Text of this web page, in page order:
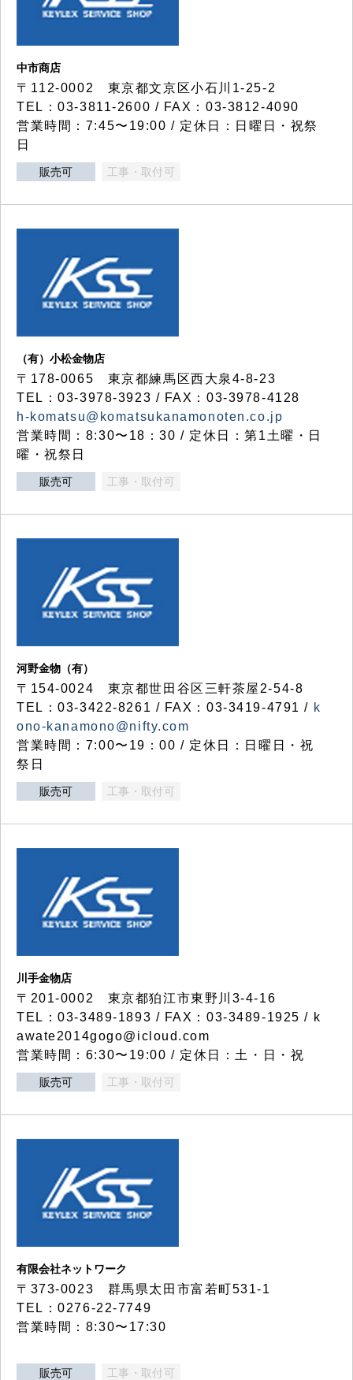
中市商店
〒112-0002 東京都文京区小石川1-25-2
TEL：03-3811-2600 / FAX：03-3812-4090
営業時間：7:45〜19:00 / 定休日：日曜日・祝祭
日
販売可 工事・取付可
（有）小松金物店
〒178-0065 東京都練馬区西大泉4-8-23
TEL：03-3978-3923 / FAX：03-3978-4128
h-komatsu@komatsukanamonoten.co.jp
営業時間：8:30〜18：30 / 定休日：第1土曜・日
曜・祝祭日
販売可 工事・取付可
河野金物（有）
〒154-0024 東京都世田谷区三軒茶屋2-54-8
TEL：03-3422-8261 / FAX：03-3419-4791 / k
ono-kanamono@nifty.com
営業時間：7:00〜19：00 / 定休日：日曜日・祝
祭日
販売可 工事・取付可
川手金物店
〒201-0002 東京都狛江市東野川3-4-16
TEL：03-3489-1893 / FAX：03-3489-1925 / k
awate2014gogo@icloud.com
営業時間：6:30〜19:00 / 定休日：土・日・祝
販売可 工事・取付可
有限会社ネットワーク
〒373-0023 群馬県太田市富若町531-1
TEL：0276-22-7749
営業時間：8:30〜17:30
販売可 工事・取付可